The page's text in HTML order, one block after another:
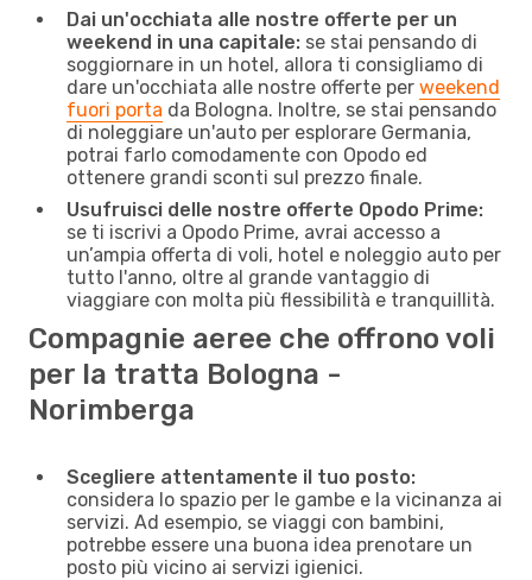
Dai un'occhiata alle nostre offerte per un
weekend in una capitale: se stai pensando di
soggiornare in un hotel, allora ti consigliamo di
dare un'occhiata alle nostre offerte per weekend
fuori porta da Bologna. Inoltre, se stai pensando
di noleggiare un'auto per esplorare Germania,
potrai farlo comodamente con Opodo ed
ottenere grandi sconti sul prezzo finale.
Usufruisci delle nostre offerte Opodo Prime:
se ti iscrivi a Opodo Prime, avrai accesso a
un’ampia offerta di voli, hotel e noleggio auto per
tutto l'anno, oltre al grande vantaggio di
viaggiare con molta più flessibilità e tranquillità.
Compagnie aeree che offrono voli
per la tratta Bologna -
Norimberga
Scegliere attentamente il tuo posto:
considera lo spazio per le gambe e la vicinanza ai
servizi. Ad esempio, se viaggi con bambini,
potrebbe essere una buona idea prenotare un
posto più vicino ai servizi igienici.